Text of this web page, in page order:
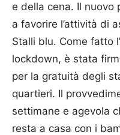
e della cena. Il
a favorire l’attività di
Stalli blu. Come fatto
lockdown, è stata
per la gratuità degli
quartieri. Il
settimane e agevola
resta a casa con i